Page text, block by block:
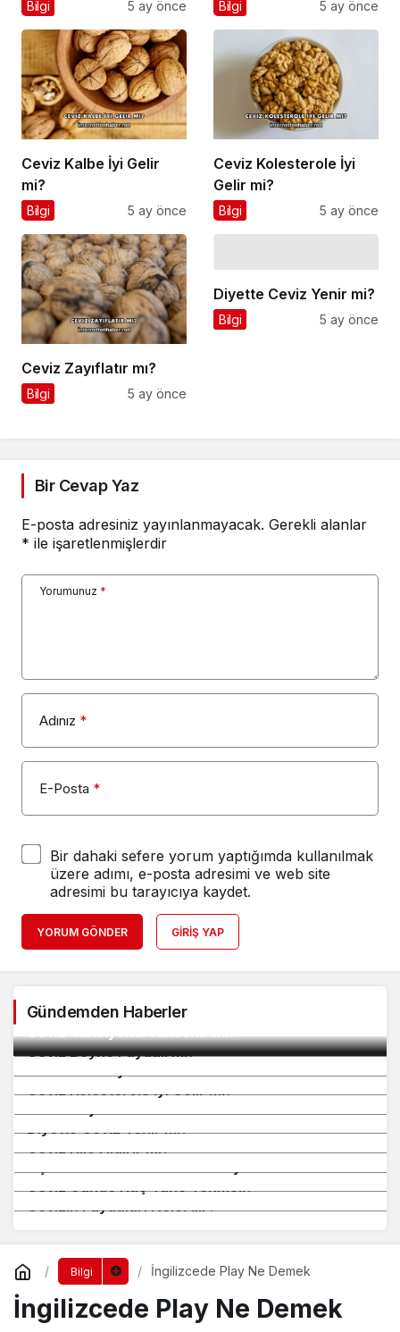
Bilgi 5 ay önce Bilgi 5 ay önce
Ceviz Kalbe İyi Gelir
mi?
Bilgi 5 ay önce
Ceviz Kolesterole İyi
Gelir mi?
Bilgi 5 ay önce
Ceviz Zayıflatır mı?
Bilgi 5 ay önce
Diyette Ceviz Yenir mi?
Bilgi 5 ay önce
Bir Cevap Yaz
E-posta adresiniz yayınlanmayacak. Gerekli alanlar
* ile işaretlenmişlerdir
Yorumunuz *
Adınız *
E-Posta *
Bir dahaki sefere yorum yaptığımda kullanılmak
üzere adımı, e-posta adresimi ve web site
adresimi bu tarayıcıya kaydet.
YORUM GÖNDER GIRIŞ YAP
Gündemden Haberler
2
Ceviz Beyne Faydalı mı?
3
4
5
6
Diyette Ceviz Yenir mi?
7
8
9
10
Bilgi İngilizcede Play Ne Demek
İngilizcede Play Ne Demek